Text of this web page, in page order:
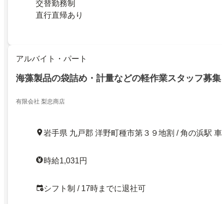
交替勤務制
直行直帰あり
アルバイト・パート
海藻製品の袋詰め・計量などの軽作業スタッフ募集
有限会社 梨忠商店
岩手県 九戸郡 洋野町種市第３９地割 / 角の浜駅
時給1,031円
シフト制 / 17時までに退社可